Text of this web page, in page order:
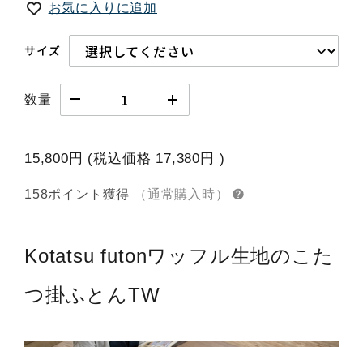
お気に入りに追加
サイズ
数量
15,800円 (税込価格 17,380円 )
158ポイント獲得 （通常購入時）
Kotatsu futonワッフル生地のこた
つ掛ふとんTW